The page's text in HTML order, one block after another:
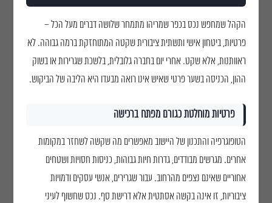
הקהל שמחפש נכס בכפר שמריהו מתמחר שלושה דברים מעל הכל –
פרטיות, ביטחון אישי ותשתית ציבורית שקטה המתוחזקת ברמה גבוהה. לא
ראוותנות, אלא שקט. אחרי יום בחברה גלובלית, בלשכת שגרירות או בשוק
ההון, הכניסה בשער פרטי שאיש אינו רואה מבעדו היא הליבה של הביקוש.
פרטיות מוחלטת כגורם מפתח ברכישה
הטופוגרפיה והתכנון של היישוב מאפשרים מה שקשה לשחזר במקומות
אחרים. מגרשים מבודדים, גדרות חיות גבוהות, כניסות חסויות ושטחים
אחוריים שאינם נצפים מהרחוב. עבור שגרירים, אנשי עסקים ודמויות
ציבוריות, זו אינה בקשה אסתטית אלא דרישת סף. נכס שחשוף לעיני